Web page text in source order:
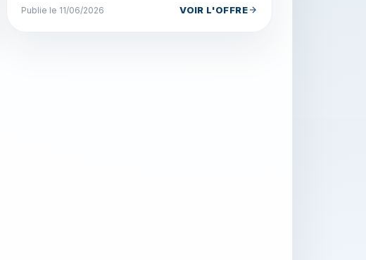
Publie le 11/06/2026 VOIR L'OFFRE